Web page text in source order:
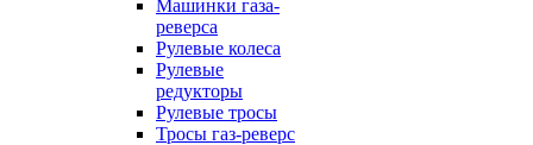
Машинки газа-
реверса
Рулевые колеса
Рулевые
редукторы
Рулевые тросы
Тросы газ-реверс